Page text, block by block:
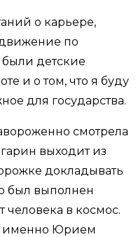
о карьере,
по
детские
и о том, что я буду
для государства.
смотрела
выходит из
докладывать
был выполнен
в космос.
именно Юрием